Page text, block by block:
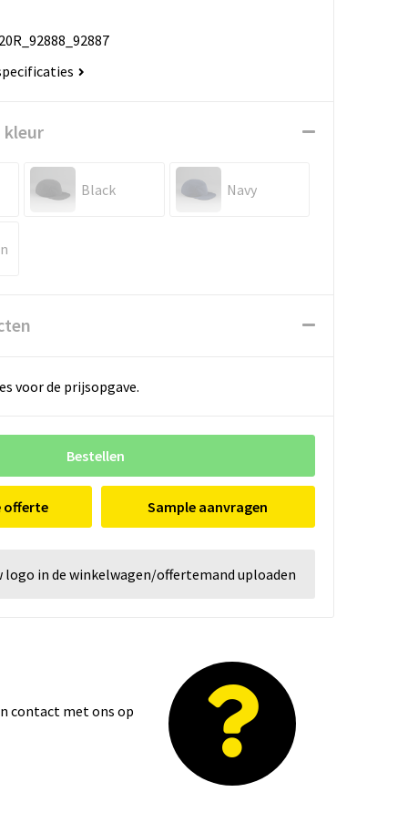
kleur
Black Navy
voor de prijsopgave.
Bestellen
offerte Sample aanvragen
logo in de winkelwagen/offertemand uploaden
contact met ons op